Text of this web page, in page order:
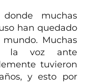
muchas
han quedado
Muchas
la voz ante
tuvieron
y esto por